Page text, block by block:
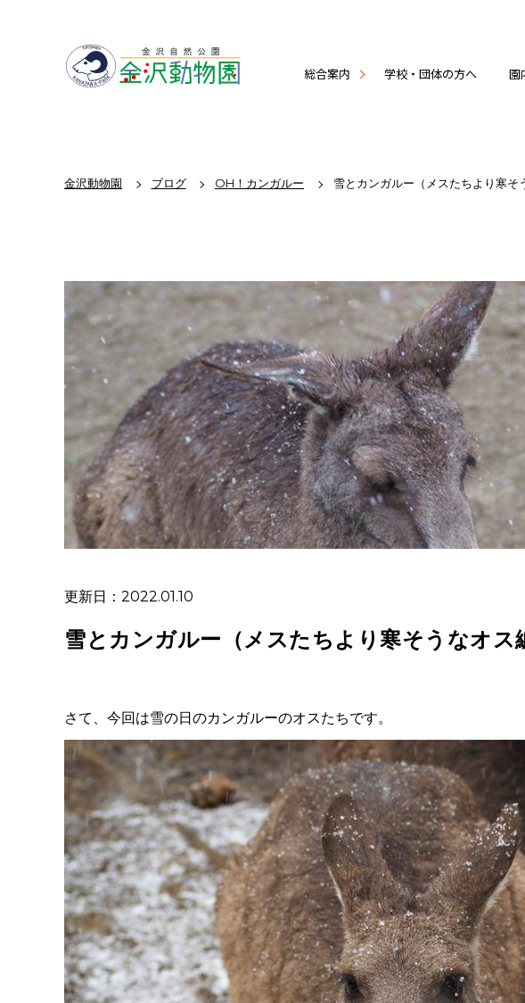
総合案内 学校・団体の方へ 園
金沢動物園 ブログ OH！カンガルー 雪とカンガルー（メスたちより寒そ
更新日：2022.01.10
雪とカンガルー（メスたちより寒そうなオス
さて、今回は雪の日のカンガルーのオスたちです。